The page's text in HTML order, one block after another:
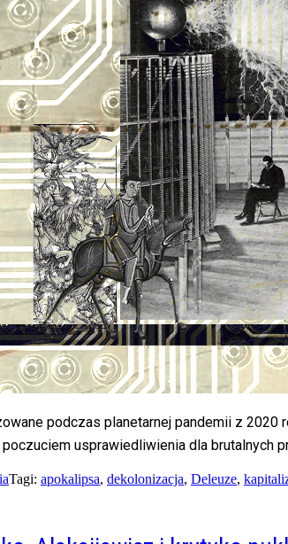
podczas planetarnej pandemii z 2020
usprawiedliwienia dla brutalnych
Tagi: apokalipsa, dekolonizacja, Deleuze,